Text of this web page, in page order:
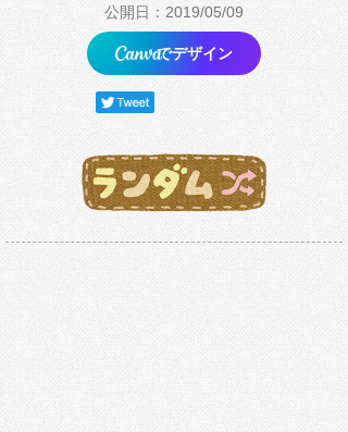
公開日：2019/05/09
でデザイン